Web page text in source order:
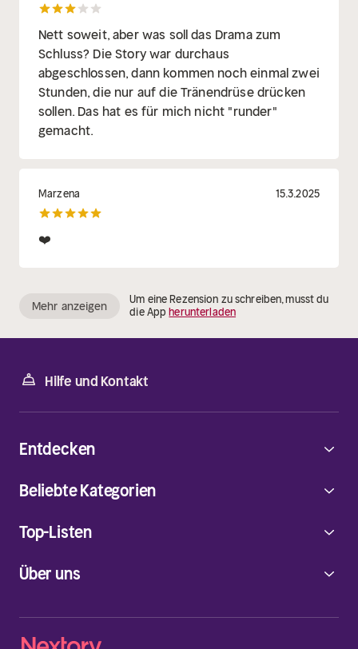
Nett soweit, aber was soll das Drama zum
Schluss? Die Story war durchaus
abgeschlossen, dann kommen noch einmal zwei
Stunden, die nur auf die Tränendrüse drücken
sollen. Das hat es für mich nicht "runder"
gemacht.
Marzena 15.3.2025
❤️
Mehr anzeigen
Um eine Rezension zu schreiben, musst du
die Appherunterladen
Hilfe und Kontakt
Über uns
Entdecken
Beliebte Kategorien
Top-Listen